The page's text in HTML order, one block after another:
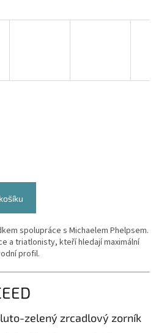
spolupráce s Michaelem Phelpsem.
a triatlonisty, kteří hledají maximální
profil.
zelený zrcadlový zorník